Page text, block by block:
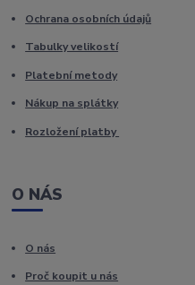
Ochrana osobních údajů
Tabulky velikostí
Platební metody
Nákup na splátky
Rozložení platby
O NÁS
O nás
Proč koupit u nás